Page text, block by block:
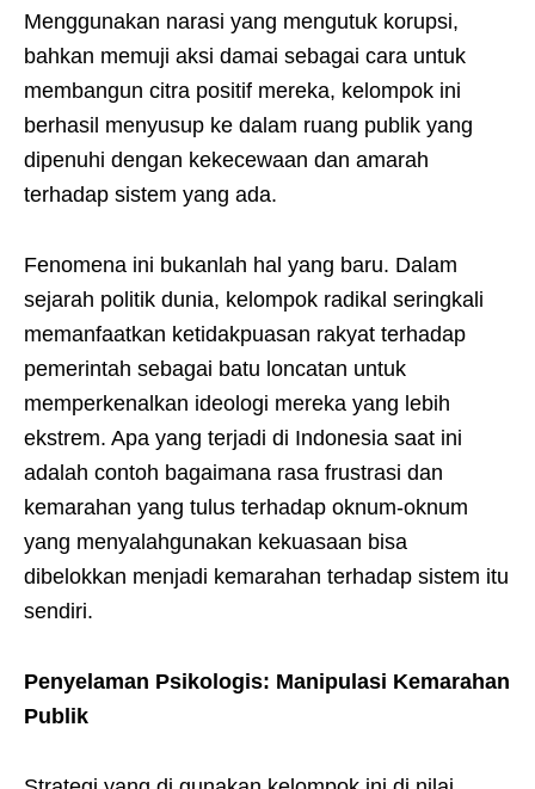
Menggunakan narasi yang mengutuk korupsi,
bahkan memuji aksi damai sebagai cara untuk
membangun citra positif mereka, kelompok ini
berhasil menyusup ke dalam ruang publik yang
dipenuhi dengan kekecewaan dan amarah
terhadap sistem yang ada.
Fenomena ini bukanlah hal yang baru. Dalam
sejarah politik dunia, kelompok radikal seringkali
memanfaatkan ketidakpuasan rakyat terhadap
pemerintah sebagai batu loncatan untuk
memperkenalkan ideologi mereka yang lebih
ekstrem. Apa yang terjadi di Indonesia saat ini
adalah contoh bagaimana rasa frustrasi dan
kemarahan yang tulus terhadap oknum-oknum
yang menyalahgunakan kekuasaan bisa
dibelokkan menjadi kemarahan terhadap sistem itu
sendiri.
Penyelaman Psikologis: Manipulasi Kemarahan
Publik